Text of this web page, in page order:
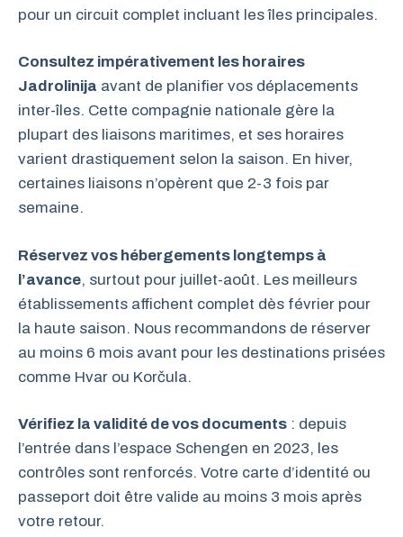
pour un circuit complet incluant les îles principales.
Consultez impérativement les horaires
Jadrolinija avant de planifier vos déplacements
inter-îles. Cette compagnie nationale gère la
plupart des liaisons maritimes, et ses horaires
varient drastiquement selon la saison. En hiver,
certaines liaisons n’opèrent que 2-3 fois par
semaine.
Réservez vos hébergements longtemps à
l’avance, surtout pour juillet-août. Les meilleurs
établissements affichent complet dès février pour
la haute saison. Nous recommandons de réserver
au moins 6 mois avant pour les destinations prisées
comme Hvar ou Korčula.
Vérifiez la validité de vos documents : depuis
l’entrée dans l’espace Schengen en 2023, les
contrôles sont renforcés. Votre carte d’identité ou
passeport doit être valide au moins 3 mois après
votre retour.